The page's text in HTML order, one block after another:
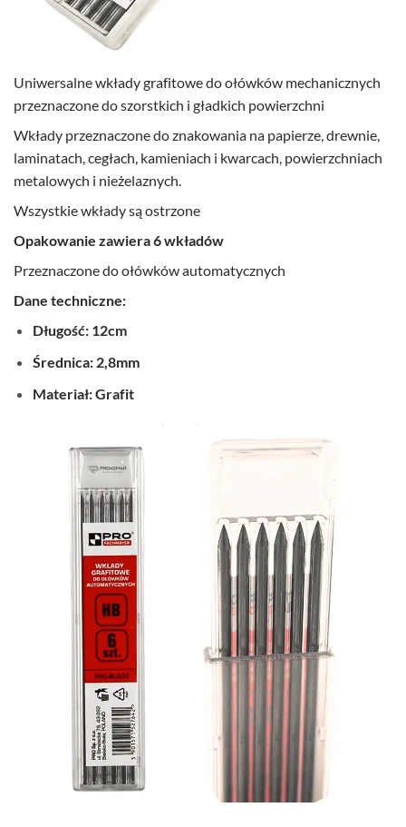
Uniwersalne wkłady grafitowe do ołówków mechanicznych
przeznaczone do szorstkich i gładkich powierzchni
Wkłady przeznaczone do znakowania na papierze, drewnie,
laminatach, cegłach, kamieniach i kwarcach, powierzchniach
metalowych i nieżelaznych.
Wszystkie wkłady są ostrzone
Opakowanie zawiera 6 wkładów
Przeznaczone do ołówków automatycznych
Dane techniczne:
Długość: 12cm
Średnica: 2,8mm
Materiał: Grafit